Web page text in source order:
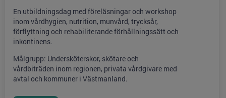
En utbildningsdag med föreläsningar och workshop
inom vårdhygien, nutrition, munvård, trycksår,
förflyttning och rehabiliterande förhållningssätt och
inkontinens.
Målgrupp: Undersköterskor, skötare och
vårdbiträden inom regionen, privata vårdgivare med
avtal och kommuner i Västmanland.